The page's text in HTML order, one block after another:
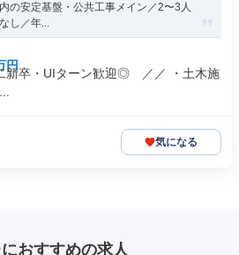
の安定基盤・公共工事メイン／2〜3人
し／年...
円
新卒・UIターン歓迎◎ ／／ ・土木施
気になる
おすすめの求人